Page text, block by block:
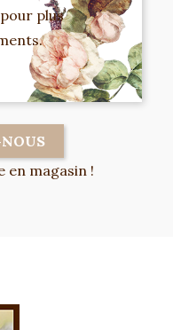
plus
en magasin !